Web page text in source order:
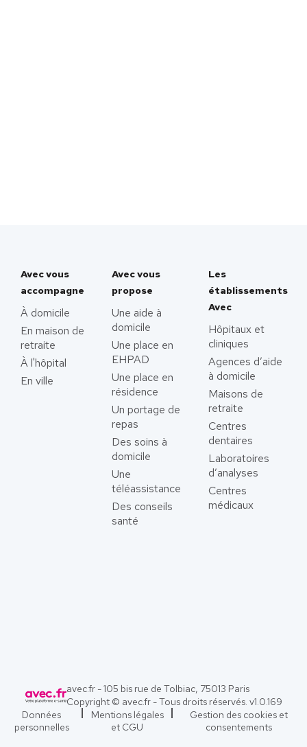
Avec vous
accompagne
À domicile
En maison de
retraite
À l'hôpital
En ville
Avec vous
propose
Une aide à
domicile
Une place en
EHPAD
Une place en
résidence
Un portage de
repas
Des soins à
domicile
Une
téléassistance
Des conseils
santé
Les
établissements
Avec
Hôpitaux et
cliniques
Agences d’aide
à domicile
Maisons de
retraite
Centres
dentaires
Laboratoires
d’analyses
Centres
médicaux
avec.fr - 105 bis rue de Tolbiac, 75013 Paris
Copyright © avec.fr - Tous droits réservés. v1.0.169
Données
personnelles
Mentions légales
et CGU
Gestion des cookies et
consentements